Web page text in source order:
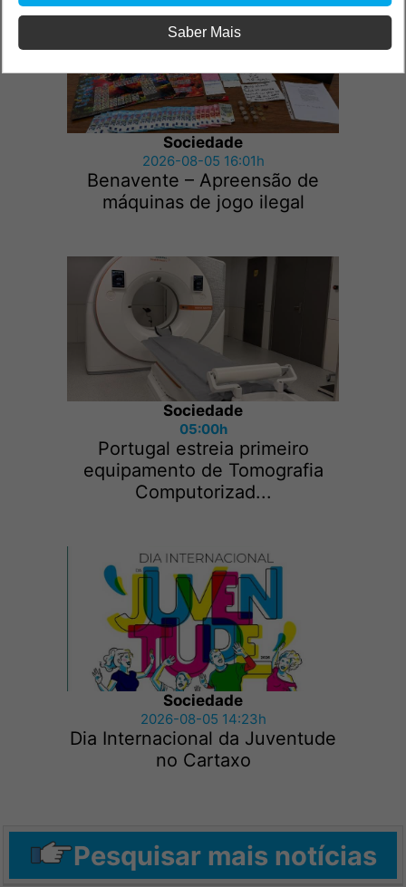
Sociedade
2026-08-05 16:01h
Benavente – Apreensão de
máquinas de jogo ilegal
Sociedade
05:00h
Portugal estreia primeiro
equipamento de Tomografia
Computorizad...
Sociedade
2026-08-05 14:23h
Dia Internacional da Juventude
no Cartaxo
Pesquisar mais notícias
Saber Mais